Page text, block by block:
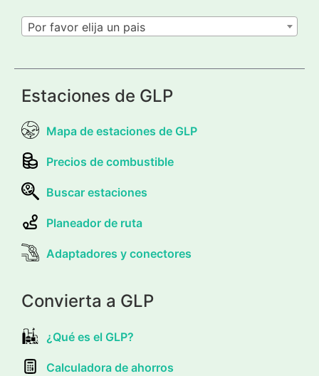
Por favor elija un pais
Estaciones de GLP
Mapa de estaciones de GLP
Precios de combustible
Buscar estaciones
Planeador de ruta
Adaptadores y conectores
Convierta a GLP
¿Qué es el GLP?
Calculadora de ahorros